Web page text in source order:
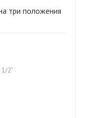
три положения
1/2"